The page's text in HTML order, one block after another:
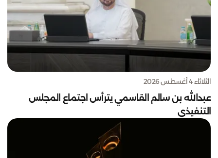
الثلاثاء 4 أغسطس 2026
عبدالله بن سالم القاسمي يترأس اجتماع المجلس
التنفيذي